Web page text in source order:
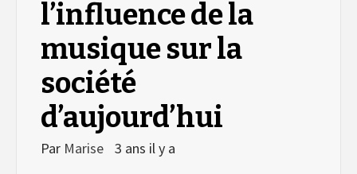
l’influence de la
musique sur la
société
d’aujourd’hui
Par Marise 3 ans il y a